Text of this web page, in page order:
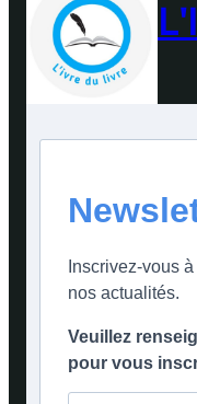
Inscrivez-vous
nos actualités.
Veuillez
pour vous